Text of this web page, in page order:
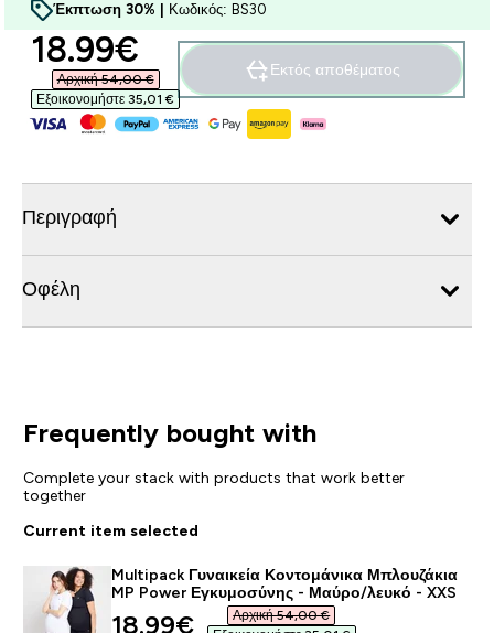
Έκπτωση 30% | Κωδικός: BS30
discounted price
18.99€‎
Αρχική 54,00 €‎
Εξοικονομήστε 35,01 €‎
Εκτός αποθέματος
Περιγραφή
Οφέλη
Frequently bought with
Complete your stack with products that work better
together
Current item selected
Multipack Γυναικεία Κοντομάνικα Μπλουζάκια
MP Power Εγκυμοσύνης - Μαύρο/λευκό - XXS
discounted price
18.99€‎
Αρχική 54,00 €‎